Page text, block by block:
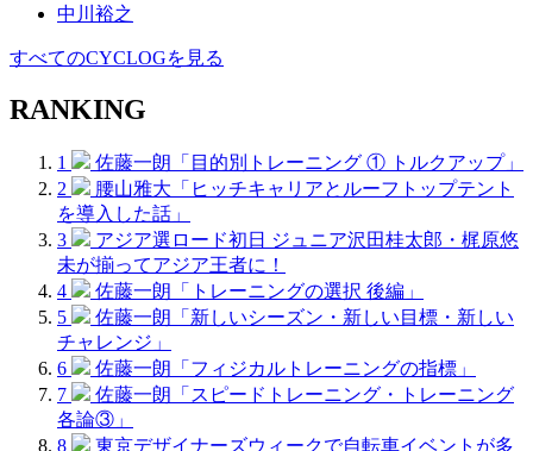
中川裕之
すべてのCYCLOGを見る
RANKING
1
佐藤一朗「目的別トレーニング ① トルクアップ」
2
腰山雅大「ヒッチキャリアとルーフトップテント
を導入した話」
3
アジア選ロード初日 ジュニア沢田桂太郎・梶原悠
未が揃ってアジア王者に！
4
佐藤一朗「トレーニングの選択 後編」
5
佐藤一朗「新しいシーズン・新しい目標・新しい
チャレンジ」
6
佐藤一朗「フィジカルトレーニングの指標」
7
佐藤一朗「スピードトレーニング・トレーニング
各論③」
8
東京デザイナーズウィークで自転車イベントが多